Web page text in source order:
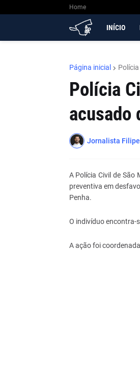
Home
INÍCIO
Página inicial Polícia
Polícia
acusado
Jornalista
A Polícia Civil de
preventiva em
Penha.
O indivíduo encontra-
A ação foi